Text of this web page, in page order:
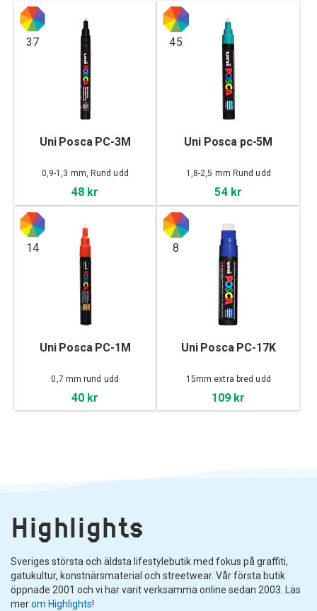
37
Uni Posca PC-3M
0,9-1,3 mm, Rund udd
48 kr
45
Uni Posca pc-5M
1,8-2,5 mm Rund udd
54 kr
14
Uni Posca PC-1M
0,7 mm rund udd
40 kr
8
Uni Posca PC-17K
15mm extra bred udd
109 kr
Highlights
Sveriges största och äldsta lifestylebutik med fokus på graffiti,
gatukultur, konstnärsmaterial och streetwear. Vår första butik
öppnade 2001 och vi har varit verksamma online sedan 2003. Läs
merom Highlights!